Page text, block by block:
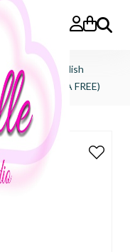
Zoeken
> salon gel polish
DI-HEMA FREE)